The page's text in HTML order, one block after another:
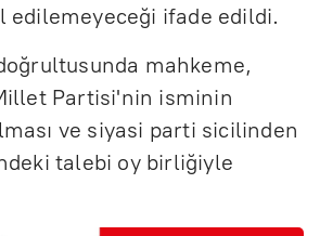
edilemeyeceği ifade edildi.
mahkeme,
Partisi'nin isminin
ve siyasi parti sicilinden
talebi oy birliğiyle